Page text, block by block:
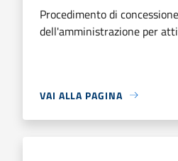
Procedimento di
dell'amministrazione per
VAI ALLA PAGINA